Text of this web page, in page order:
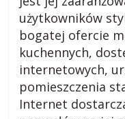
g
m
użytkowników
bogatej ofercie
kuchennych,
internetowych,
pomieszczenia
Internet